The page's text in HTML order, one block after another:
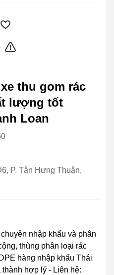
thu gom rác
lượng tốt
Loan
P. Tân Hưng Thuận,
nhập khẩu và phân
thùng phân loại rác
hàng nhập khẩu Thái
hợp lý - Liên hệ: